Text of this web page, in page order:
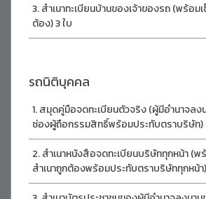
สำเนาทะเบียนบ้านของเจ้าของรถ (พร้อม
ต้อง) 3 ใบ
รถนิติบุคคล
สมุดคู่มือจดทะเบียนตัวจริง (ผู้มีอำนาจลง
ช่องผู้ถือกรรมสิทธิ์พร้อมประทับตราบริษัท)
สำเนาหนังสือจดทะเบียนบริษัททุกหน้า (พ
สำเนาถูกต้องพร้อมประทับตราบริษัททุกหน้า